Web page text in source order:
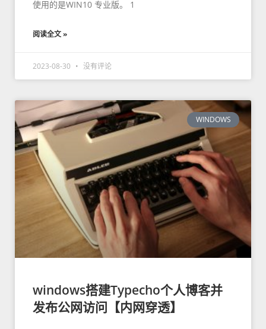
使用的是WIN10 专业版。 1
阅读全文 »
2023-08-30 没有评论
WINDOWS
windows搭建Typecho个人博客并
发布公网访问【内网穿透】